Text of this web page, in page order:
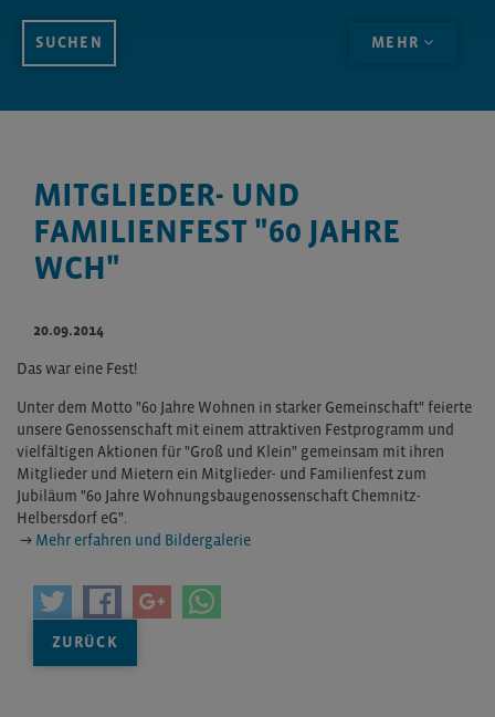
MEHR
MITGLIEDER- UND
FAMILIENFEST "60 JAHRE
WCH"
20.09.2014
Das war eine Fest!
Unter dem Motto "60 Jahre Wohnen in starker Gemeinschaft" feierte
unsere Genossenschaft mit einem attraktiven Festprogramm und
vielfältigen Aktionen für "Groß und Klein" gemeinsam mit ihren
Mitglieder und Mietern ein Mitglieder- und Familienfest zum
Jubiläum "60 Jahre Wohnungsbaugenossenschaft Chemnitz-
Helbersdorf eG".
→ Mehr erfahren und Bildergalerie
ZURÜCK